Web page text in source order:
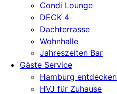
Condi Lounge
DECK 4
Dachterrasse
Wohnhalle
Jahreszeiten Bar
Gäste Service
Hamburg entdecken
HVJ für Zuhause